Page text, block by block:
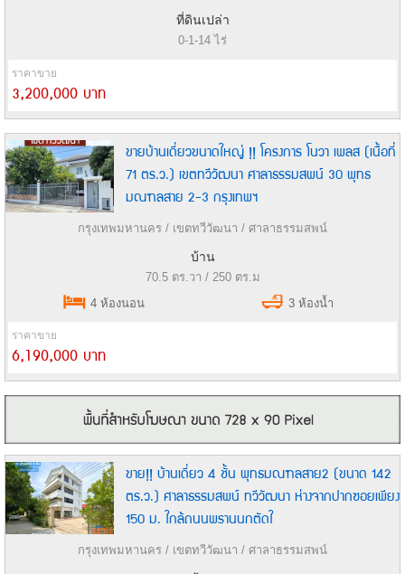
ที่ดินเปล่า
0-1-14 ไร่
ราคาขาย
3,200,000 บาท
ขายบ้านเดี่ยวขนาดใหญ่ !! โครงการ โนวา เพลส (เนื้อที่
71 ตร.ว.) เขตทวีวัฒนา ศาลาธรรมสพน์ 30 พุทธ
มณฑลสาย 2-3 กรุงเทพฯ
กรุงเทพมหานคร / เขตทวีวัฒนา / ศาลาธรรมสพน์
บ้าน
70.5 ตร.วา / 250 ตร.ม
4 ห้องนอน
3 ห้องน้ำ
ราคาขาย
6,190,000 บาท
ขาย!! บ้านเดี่ยว 4 ชั้น พุทธมณฑลสาย2 (ขนาด 142
ตร.ว.) ศาลาธรรมสพน์ ทวีวัฒนา ห่างจากปากซอยเพียง
150 ม. ใกล้ถนนพรานนกตัดใ
กรุงเทพมหานคร / เขตทวีวัฒนา / ศาลาธรรมสพน์